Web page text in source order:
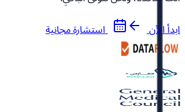
ابدأ الآن
استشارة مجانية